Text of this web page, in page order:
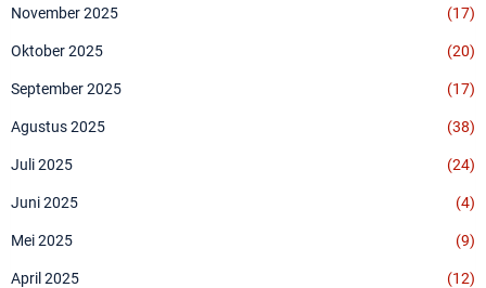
November 2025 (17)
Oktober 2025 (20)
September 2025 (17)
Agustus 2025 (38)
Juli 2025 (24)
Juni 2025 (4)
Mei 2025 (9)
April 2025 (12)